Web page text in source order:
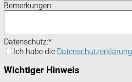
Bemerkungen:
Datenschutz:*
Ich habe die Datenschutzerklärung
Wichtiger Hinweis